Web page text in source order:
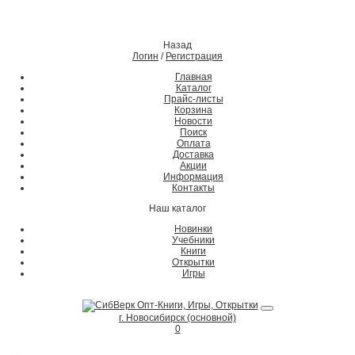
Назад
Логин / Регистрация
Главная
Каталог
Прайс-листы
Корзина
Новости
Поиск
Оплата
Доставка
Акции
Информация
Контакты
Наш каталог
Новинки
Учебники
Книги
Открытки
Игры
г. Новосибирск (основной)
0